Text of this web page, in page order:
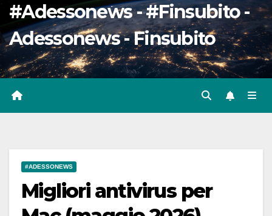
#Adessonews - #Finsubito -
Adessonews - Finsubito
#ADESSONEWS
Migliori antivirus per